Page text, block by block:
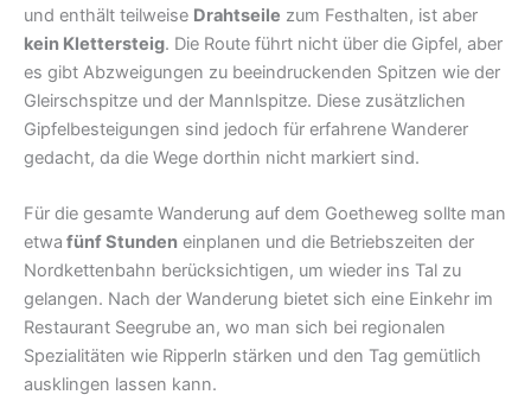
und enthält teilweise Drahtseile zum Festhalten, ist aber
kein Klettersteig. Die Route führt nicht über die Gipfel, aber
es gibt Abzweigungen zu beeindruckenden Spitzen wie der
Gleirschspitze und der Mannlspitze. Diese zusätzlichen
Gipfelbesteigungen sind jedoch für erfahrene Wanderer
gedacht, da die Wege dorthin nicht markiert sind.
Für die gesamte Wanderung auf dem Goetheweg sollte man
etwa fünf Stunden einplanen und die Betriebszeiten der
Nordkettenbahn berücksichtigen, um wieder ins Tal zu
gelangen. Nach der Wanderung bietet sich eine Einkehr im
Restaurant Seegrube an, wo man sich bei regionalen
Spezialitäten wie Ripperln stärken und den Tag gemütlich
ausklingen lassen kann.